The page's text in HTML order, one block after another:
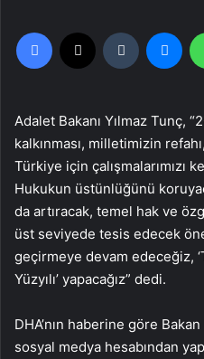
Facebook Tumblr
Adalet Bakanı Yılmaz Tunç,
kalkınması, milletimizin
Türkiye için çalışmalarımızı
Hukukun üstünlüğünü
da artıracak, temel hak ve
üst seviyede tesis edecek
geçirmeye devam edeceğiz,
Yüzyılı’ yapacağız” dedi.
DHA’nın haberine göre
sosyal medya hesabından